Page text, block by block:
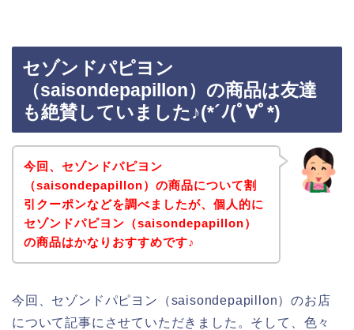
セゾンドパピヨン
（saisondepapillon）の商品は友達
も絶賛していました♪(*´ﾉ(ﾟ∀ﾟ*)
今回、セゾンドパピヨン
（saisondepapillon）の商品について割
引クーポンなどを調べましたが、個人的に
セゾンドパピヨン（saisondepapillon）
の商品はかなりおすすめです♪
今回、セゾンドパピヨン（saisondepapillon）のお店
について記事にさせていただきました。そして、色々